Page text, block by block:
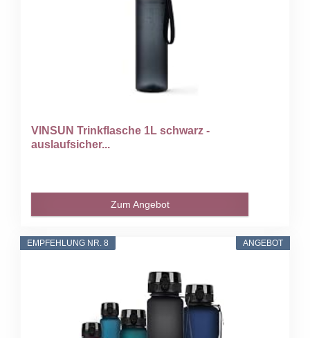
VINSUN Trinkflasche 1L schwarz -
auslaufsicher...
Zum Angebot
ANGEBOT
EMPFEHLUNG NR. 8